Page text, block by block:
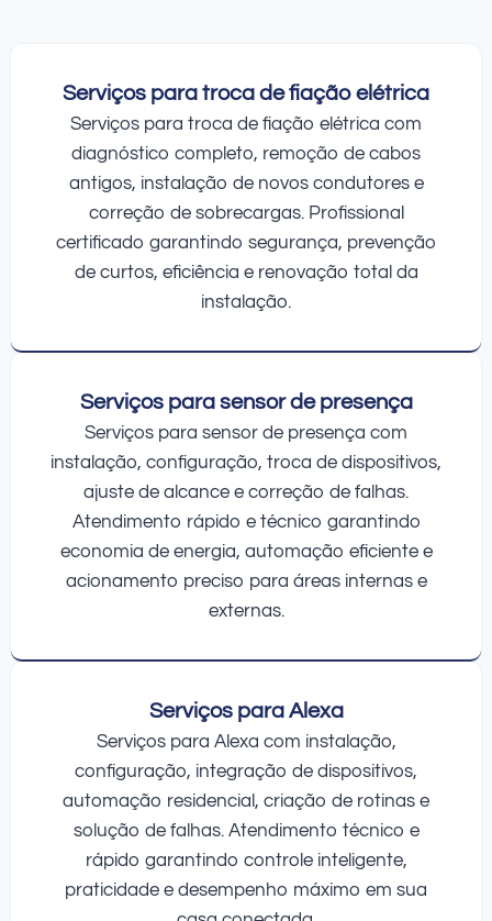
Serviços para troca de fiação elétrica
Serviços para troca de fiação elétrica com
diagnóstico completo, remoção de cabos
antigos, instalação de novos condutores e
correção de sobrecargas. Profissional
certificado garantindo segurança, prevenção
de curtos, eficiência e renovação total da
instalação.
Serviços para sensor de presença
Serviços para sensor de presença com
instalação, configuração, troca de dispositivos,
ajuste de alcance e correção de falhas.
Atendimento rápido e técnico garantindo
economia de energia, automação eficiente e
acionamento preciso para áreas internas e
externas.
Serviços para Alexa
Serviços para Alexa com instalação,
configuração, integração de dispositivos,
automação residencial, criação de rotinas e
solução de falhas. Atendimento técnico e
rápido garantindo controle inteligente,
praticidade e desempenho máximo em sua